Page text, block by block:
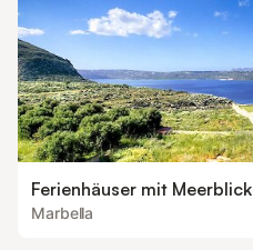
Ferienhäuser mit Meerblick
Marbella